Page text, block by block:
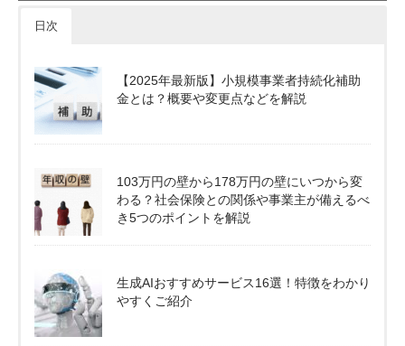
日次
【2025年最新版】小規模事業者持続化補助
金とは？概要や変更点などを解説
103万円の壁から178万円の壁にいつから変
わる？社会保険との関係や事業主が備えるべ
き5つのポイントを解説
生成AIおすすめサービス16選！特徴をわかり
やすくご紹介